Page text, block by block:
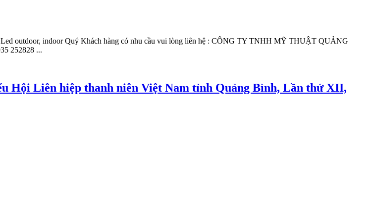
Led outdoor, indoor Quý Khách hàng có nhu cầu vui lòng liên hệ : CÔNG TY TNHH MỸ THUẬT QUẢNG
252828 ...
Hội Liên hiệp thanh niên Việt Nam tỉnh Quảng Bình, Lần thứ XII,